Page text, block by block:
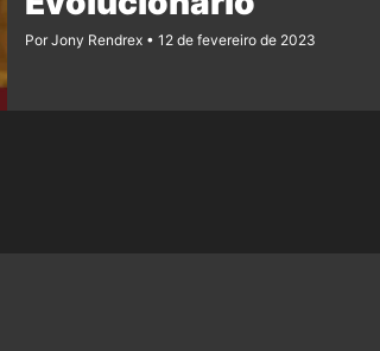
Por Jony Rendrex 12 de fevereiro de 2023